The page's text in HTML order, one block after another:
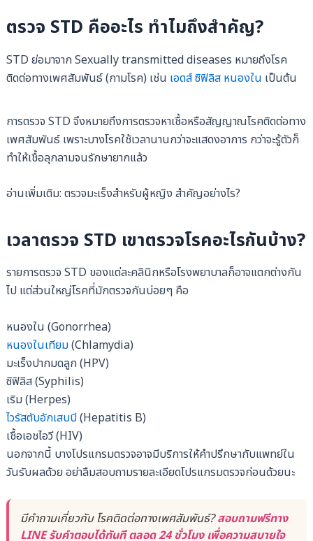
ตรวจ STD คืออะไร ทำไมถึงสำคัญ?
STD ย่อมาจาก Sexually transmitted diseases หมายถึงโรค
ติดต่อทางเพศสัมพันธ์ (กามโรค) เช่น เอดส์ซิฟิลิส หนองใน เป็นต้น
การตรวจ STD จึงหมายถึงการตรวจหาเชื้อหรือสัญญาณโรคติดต่อทาง
เพศสัมพันธ์ เพราะบางโรคใช้เวลานานกว่าจะแสดงอาการ กว่าจะรู้ตัวก็
ทำให้เชื้อลุกลามจนรักษายากแล้ว
อ่านเพิ่มเติม: ตรวจมะเร็งสำหรับผู้หญิง สำคัญอย่างไร?
เวลาตรวจ STD เขาตรวจโรคอะไรกันบ้าง?
รายการตรวจ STD ของแต่ละคลินิกหรือโรงพยาบาลก็อาจแตกต่างกัน
ไป แต่ส่วนใหญ่โรคที่มักตรวจกันบ่อยๆ คือ
หนองใน (Gonorrhea)
หนองในเทียม(Chlamydia)
มะเร็งปากมดลูก (HPV)
ซิฟิลิส (Syphilis)
เริม (Herpes)
ไวรัสตับอักเสบบี(Hepatitis B)
เชื้อเอชไอวี (HIV)
นอกจากนี้ บางโปรแกรมตรวจอาจมีบริการให้คำปรึกษากับแพทย์ใน
วันรับผลด้วย อย่าลืมสอบถามรายละเอียดโปรแกรมตรวจก่อนด้วยนะ
มีคำถามเกี่ยวกับ โรคติดต่อทางเพศสัมพันธ์?สอบถามฟรีทาง
LINE รับคำตอบได้ทันที ตลอด 24 ชั่วโมง เพื่อความสบายใจ